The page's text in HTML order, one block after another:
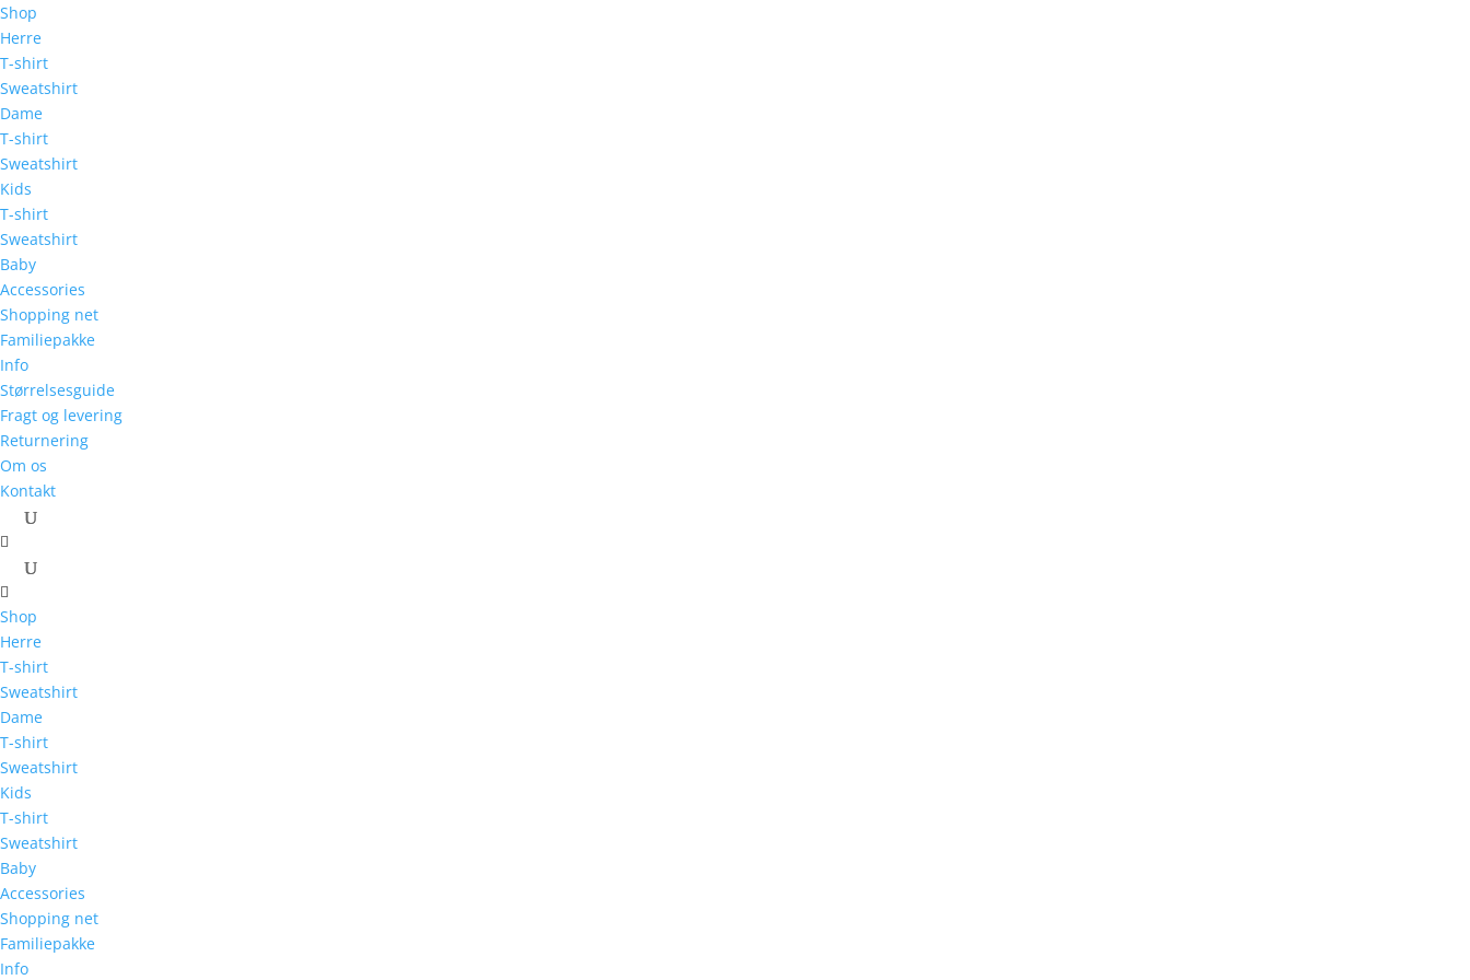
Shop
Herre
T-shirt
Sweatshirt
Dame
T-shirt
Sweatshirt
Kids
T-shirt
Sweatshirt
Baby
Accessories
Shopping net
Familiepakke
Info
Størrelsesguide
Fragt og levering
Returnering
Om os
Kontakt
Shop
Herre
T-shirt
Sweatshirt
Dame
T-shirt
Sweatshirt
Kids
T-shirt
Sweatshirt
Baby
Accessories
Shopping net
Familiepakke
Info